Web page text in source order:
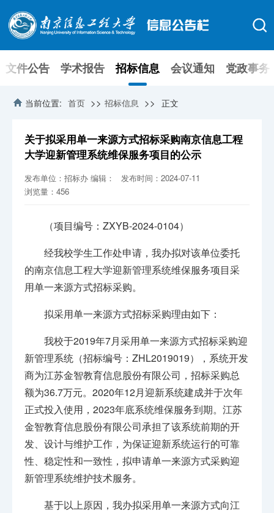
文件公告 学术报告 招标信息 会议通知 党政事务
当前位置: 首页 >> 招标信息 >> 正文
关于拟采用单一来源方式招标采购南京信息工程
大学迎新管理系统维保服务项目的公示
发布单位：招标办 编辑：
发布时间：2024-07-11
浏览量：456
（项目编号：ZXYB-2024-0104）
经我校学生工作处申请，我办拟对该单位委托
的南京信息工程大学迎新管理系统维保服务项目采
用单一来源方式招标采购。
拟采用单一来源方式招标采购理由如下：
我校于2019年7月采用单一来源方式招标采购迎
新管理系统（招标编号：ZHL2019019），系统开发
商为江苏金智教育信息股份有限公司，招标采购总
额为36.7万元。2020年12月迎新系统建成并于次年
正式投入使用，2023年底系统维保服务到期。江苏
金智教育信息股份有限公司承担了该系统前期的开
发、设计与维护工作，为保证迎新系统运行的可靠
性、稳定性和一致性，拟申请单一来源方式采购迎
新管理系统维护技术服务。
基于以上原因，我办拟采用单一来源方式向江